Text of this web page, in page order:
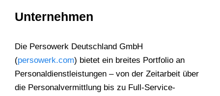
Unternehmen
Die Persowerk Deutschland GmbH
(persowerk.com) bietet ein breites Portfolio an
Personaldienstleistungen – von der Zeitarbeit über
die Personalvermittlung bis zu Full-Service-